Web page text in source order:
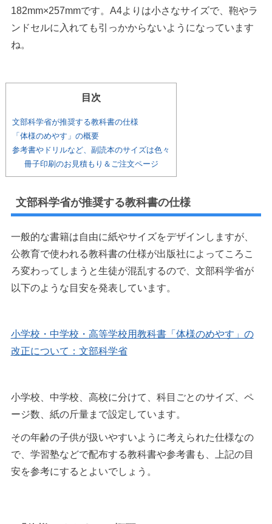
182mm×257mmです。A4よりは小さなサイズで、鞄やラ
ンドセルに入れても引っかからないようになっています
ね。
目次
文部科学省が推奨する教科書の仕様
「体様のめやす」の概要
参考書やドリルなど、副読本のサイズは色々
冊子印刷のお見積もり＆ご注文ページ
文部科学省が推奨する教科書の仕様
一般的な書籍は自由に紙やサイズをデザインしますが、
公教育で使われる教科書の仕様が出版社によってころこ
ろ変わってしまうと生徒が混乱するので、文部科学省が
以下のような目安を発表しています。
小学校・中学校・高等学校用教科書「体様のめやす」の
改正について：文部科学省
小学校、中学校、高校に分けて、科目ごとのサイズ、ペ
ージ数、紙の斤量まで設定しています。
その年齢の子供が扱いやすいように考えられた仕様なの
で、学習塾などで配布する教科書や参考書も、上記の目
安を参考にするとよいでしょう。